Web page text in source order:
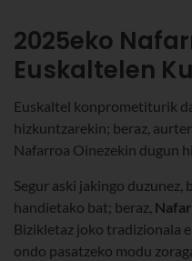
2025eko
Euskaltelen
Euskaltel konprometiturik
hizkuntzarekin; beraz,
Nafarroa Oinezekin dugun
Segur aski jakingo duzunez,
handietako bat; beraz,
Bizikletaz joko tradizionala
ondo pasatzeko modu